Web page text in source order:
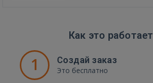
Как это работает
1 Создай заказ
Это бесплатно